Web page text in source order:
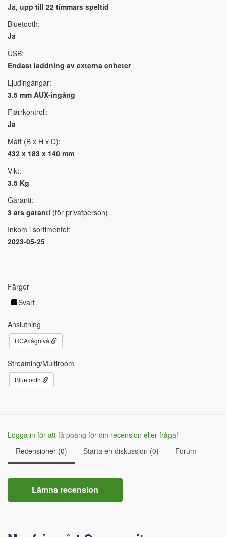
Ja, upp till 22 timmars speltid
Bluetooth:
Ja
USB:
Endast laddning av externa enheter
Ljudingångar:
3.5 mm AUX-ingång
Fjärrkontroll:
Ja
Mått (B x H x D):
432 x 183 x 140 mm
Vikt:
3.5 Kg
Garanti:
3 års garanti (för privatperson)
Inkom i sortimentet:
2023-05-25
Färger
Svart
Anslutning
RCA/lågnivå
Streaming/Multiroom
Bluetooth
Logga in för att få poäng för din recension eller fråga!
Recensioner (0)
Starta en diskussion (0) Forum
Lämna recension